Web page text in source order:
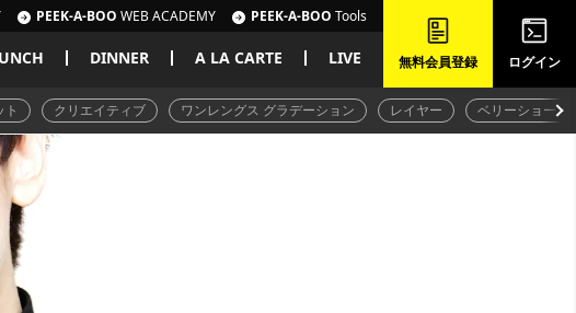
PEEK-A-BOO WEB ACADEMY PEEK-A-BOO Tools
DINNER A LA CARTE LIVE 無料会員登録 ログイン
クリエイティブ ワンレングス グラデーション レイヤー ベリーショート